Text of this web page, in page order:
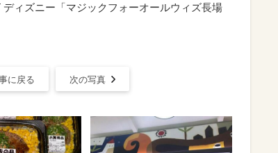
ィズニー「マジックフォーオールウィズ長場
に戻る 次の写真